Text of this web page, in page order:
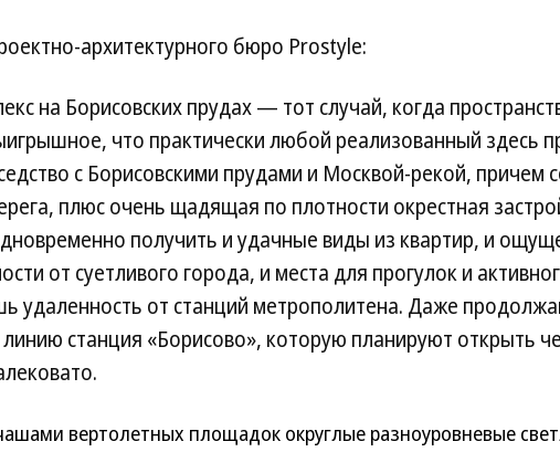
архитектурного бюро Prostyle:
на Борисовских прудах — тот случай, когда
что практически любой реализованный здесь
с Борисовскими прудами и Москвой-рекой, причем
плюс очень щадящая по плотности окрестная
получить и удачные виды из квартир, и
от суетливого города, и места для прогулок и
удаленность от станций метрополитена. Даже
станция «Борисово», которую планируют открыть
вертолетных площадок округлые разноуровневые